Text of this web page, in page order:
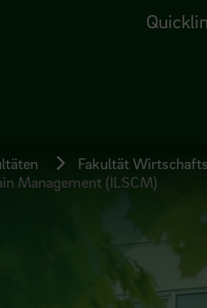
Fakultät
Management (ILSCM)